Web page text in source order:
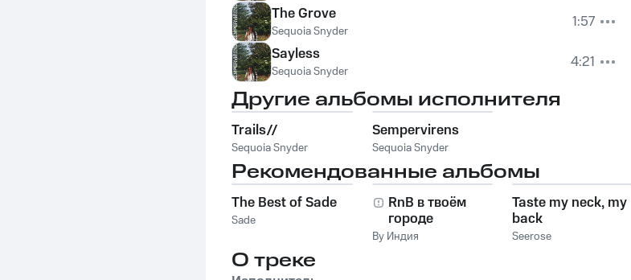
The Grove
Sequoia Snyder
1:57
Sayless
Sequoia Snyder 4:21
Другие альбомы исполнителя
Trails//
Sequoia Snyder
Sempervirens
Sequoia Snyder
Рекомендованные альбомы
The Best of Sade
Sade
RnB в твоём
городе
By Индия
Taste my neck, my
back
Seerose
О треке